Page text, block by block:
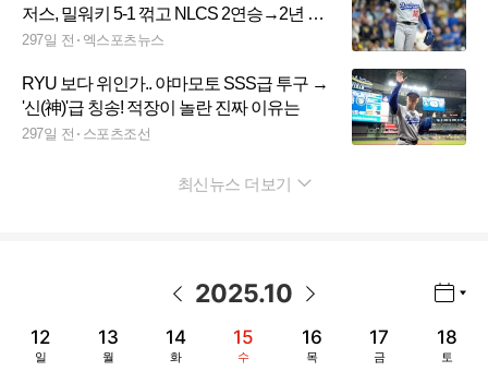
저스, 밀워키 5-1 꺾고 NLCS 2연승→2년 연
속 WS 보인다
297일 전 엑스포츠뉴스
RYU 보다 위인가.. 야마모토 SSS급 투구 →
'신(神)'급 칭송! 적장이 놀란 진짜 이유는
297일 전 스포츠조선
최신뉴스 더보기
2025.10
12
일
13
월
14
화
15
수
16
목
17
금
18
토